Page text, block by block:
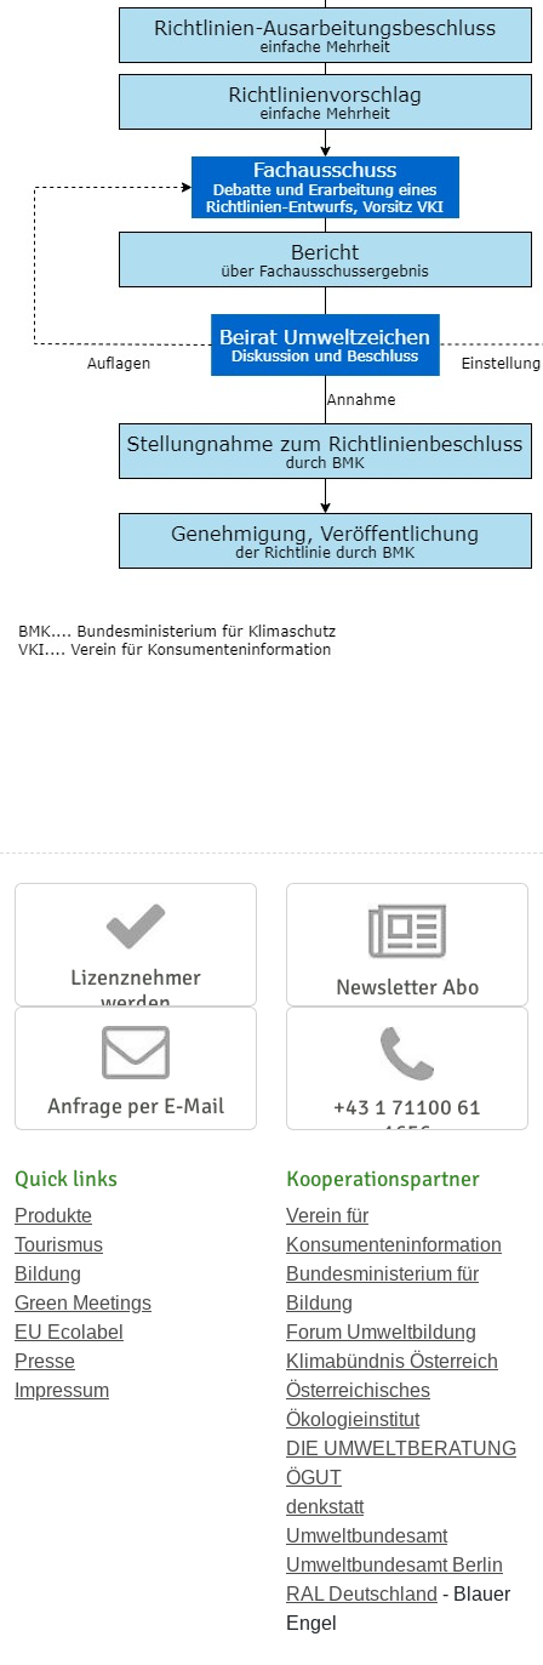
Lizenznehmer
werden
Newsletter Abo
Anfrage per E-Mail
+43 1 71100 61
1656
Quick links
Produkte
Tourismus
Bildung
Green Meetings
EU Ecolabel
Presse
Impressum
Kooperationspartner
Verein für
Konsumenteninformation
Bundesministerium für
Bildung
Forum Umweltbildung
Klimabündnis Österreich
Österreichisches
Ökologieinstitut
DIE UMWELTBERATUNG
ÖGUT
denkstatt
Umweltbundesamt
Umweltbundesamt Berlin
RAL Deutschland - Blauer
Engel